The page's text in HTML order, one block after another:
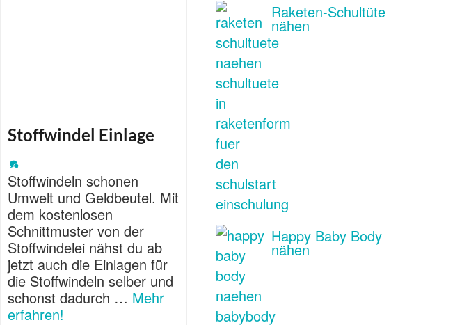
Stoffwindel Einlage
Stoffwindeln schonen
Umwelt und Geldbeutel. Mit
dem kostenlosen
Schnittmuster von der
Stoffwindelei nähst du ab
jetzt auch die Einlagen für
die Stoffwindeln selber und
schonst dadurch … Mehr
erfahren!
Raketen-Schultüte
nähen
Happy Baby Body
nähen